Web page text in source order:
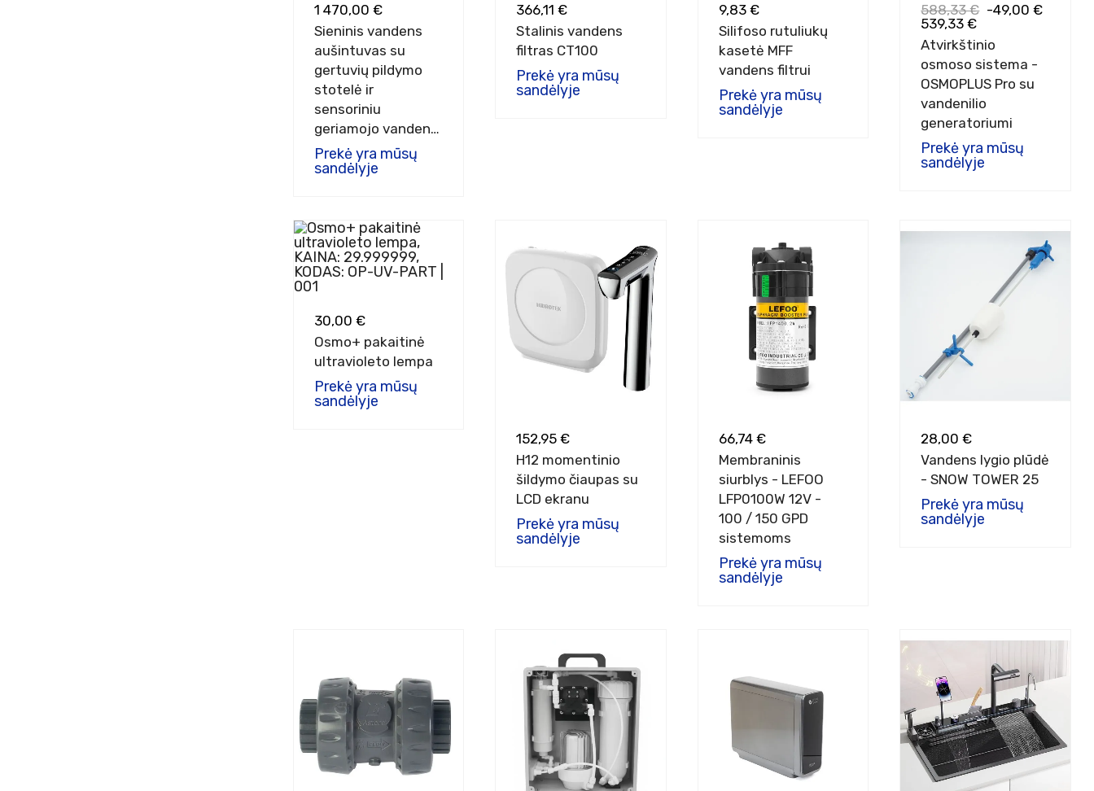
1 470,00 €
Sieninis vandens
aušintuvas su
gertuvių pildymo
stotelė ir
sensoriniu
geriamojo vandens
fontanu (sidabrinis)
Prekė yra mūsų
sandėlyje
366,11 €
Stalinis vandens
filtras CT100
Prekė yra mūsų
sandėlyje
9,83 €
Silifoso rutuliukų
kasetė MFF
vandens filtrui
Prekė yra mūsų
sandėlyje
588,33 € -49,00 €
539,33 €
Atvirkštinio
osmoso sistema -
OSMOPLUS Pro su
vandenilio
generatoriumi
Prekė yra mūsų
sandėlyje
30,00 €
Osmo+ pakaitinė
ultravioleto lempa
Prekė yra mūsų
sandėlyje
152,95 €
H12 momentinio
šildymo čiaupas su
LCD ekranu
Prekė yra mūsų
sandėlyje
66,74 €
Membraninis
siurblys - LEFOO
LFP0100W 12V -
100 / 150 GPD
sistemoms
Prekė yra mūsų
sandėlyje
28,00 €
Vandens lygio plūdė
- SNOW TOWER 25
Prekė yra mūsų
sandėlyje